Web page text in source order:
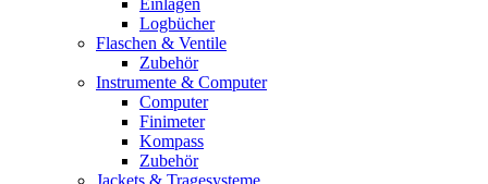
Einlagen
Logbücher
Flaschen & Ventile
Zubehör
Instrumente & Computer
Computer
Finimeter
Kompass
Zubehör
Jackets & Tragesysteme